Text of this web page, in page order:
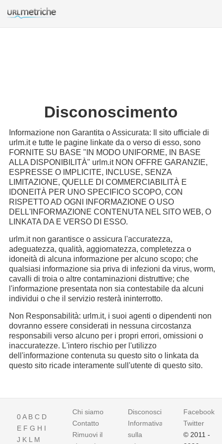
Disconoscimento
Informazione non Garantita o Assicurata: Il sito ufficiale di
urlm.it e tutte le pagine linkate da o verso di esso, sono
FORNITE SU BASE "IN MODO UNIFORME, IN BASE
ALLA DISPONIBILITÀ" urlm.it NON OFFRE GARANZIE,
ESPRESSE O IMPLICITE, INCLUSE, SENZA
LIMITAZIONE, QUELLE DI COMMERCIABILITÀ E
IDONEITÀ PER UNO SPECIFICO SCOPO, CON
RISPETTO AD OGNI INFORMAZIONE O USO
DELL'INFORMAZIONE CONTENUTA NEL SITO WEB, O
LINKATA DA E VERSO DI ESSO.
urlm.it non garantisce o assicura l'accuratezza,
adeguatezza, qualità, aggiornatezza, completezza o
idoneità di alcuna informazione per alcuno scopo; che
qualsiasi informazione sia priva di infezioni da virus, worm,
cavalli di troia o altre contaminazioni distruttive; che
l'informazione presentata non sia contestabile da alcuni
individui o che il servizio resterà ininterrotto.
Non Responsabilità: urlm.it, i suoi agenti o dipendenti non
dovranno essere considerati in nessuna circostanza
responsabili verso alcuno per i propri errori, omissioni o
inaccuratezze. L'intero rischio per l'utilizzo
dell'informazione contenuta su questo sito o linkata da
questo sito ricade interamente sull'utente di questo sito.
0A B C D
E F G H I
J K L M
Chi siamo
Contatto
Rimuovi il
Disconoscimento
Informativa
sulla
Facebook
Twitter
© 2011 -